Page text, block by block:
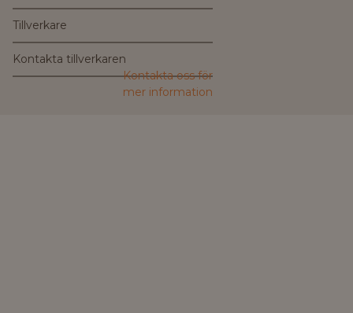
Tillverkare
Kontakta tillverkaren
Kontakta oss för
mer information